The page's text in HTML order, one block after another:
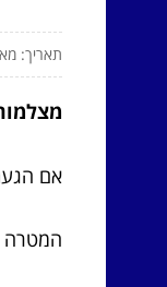
תאריך: מאי 17,
אם
המטרה